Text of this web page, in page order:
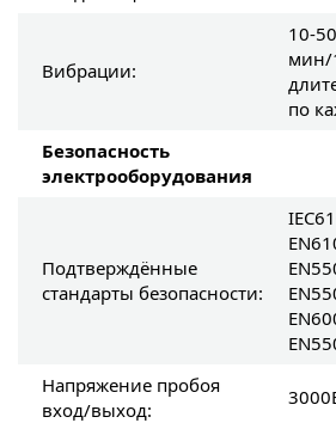
Вибрации:
10-
мин/
по
Безопасность
электрооборудования
Подтверждённые
стандарты безопасности:
Напряжение пробоя
вход/выход: